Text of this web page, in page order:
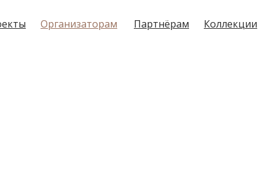
Организаторам Партнёрам Коллекции
Организаторам Партнёрам Коллекции